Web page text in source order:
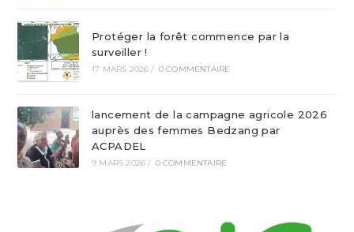
Protéger la forêt commence par la
surveiller !
17 MARS 2026 / 0 COMMENTAIRE
lancement de la campagne agricole 2026
auprès des femmes Bedzang par
ACPADEL
9 MARS 2026 / 0 COMMENTAIRE